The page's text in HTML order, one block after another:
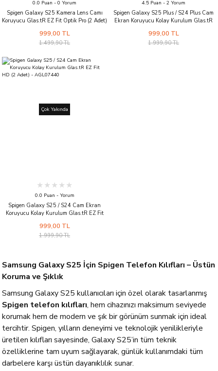
0.0 Puan - 0 Yorum
Spigen Galaxy S25 Kamera Lens Camı
Koruyucu Glas.tR EZ Fit Optik Pro (2 Adet)
999,00 TL
1.499,90 TL
4.5 Puan - 2 Yorum
Spigen Galaxy S25 Plus / S24 Plus Cam
Ekran Koruyucu Kolay Kurulum Glas.tR
999,00 TL
1.999,90 TL
Çok Yakında
0.0 Puan - Yorum
Spigen Galaxy S25 / S24 Cam Ekran
Koruyucu Kolay Kurulum Glas.tR EZ Fit
999,00 TL
1.999,90 TL
Samsung Galaxy S25 İçin Spigen Telefon Kılıfları – Üstün
Koruma ve Şıklık
Samsung Galaxy S25 kullanıcıları için özel olarak tasarlanmış
Spigen telefon kılıfları, hem cihazınızı maksimum seviyede
korumak hem de modern ve şık bir görünüm sunmak için ideal
tercihtir. Spigen, yılların deneyimi ve teknolojik yenilikleriyle
üretilen kılıfları sayesinde, Galaxy S25’in tüm teknik
özelliklerine tam uyum sağlayarak, günlük kullanımdaki tüm
darbelere karşı üstün dayanıklılık sunar.